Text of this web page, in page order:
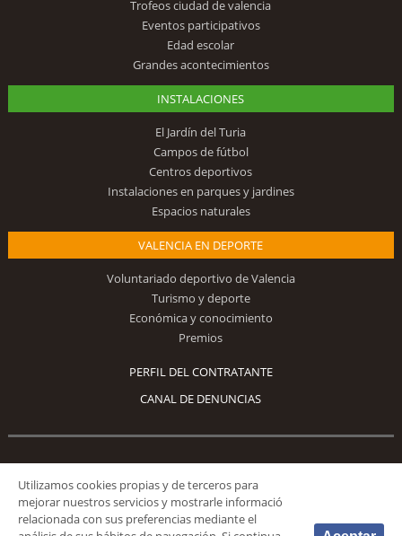
Trofeos ciudad de valencia
Eventos participativos
Edad escolar
Grandes acontecimientos
INSTALACIONES
El Jardín del Turia
Campos de fútbol
Centros deportivos
Instalaciones en parques y jardines
Espacios naturales
VALENCIA EN DEPORTE
Voluntariado deportivo de Valencia
Turismo y deporte
Económica y conocimiento
Premios
PERFIL DEL CONTRATANTE
CANAL DE DENUNCIAS
Síguenos
Utilizamos cookies propias y de terceros para
mejorar nuestros servicios y mostrarle informació
relacionada con sus preferencias mediante el